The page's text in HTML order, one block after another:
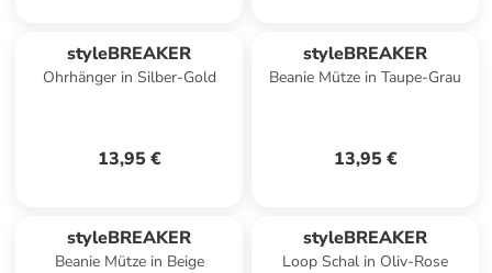
styleBREAKER
Ohrhänger in Silber-Gold
13,95 €
styleBREAKER
Beanie Mütze in Taupe-Grau
13,95 €
styleBREAKER
Beanie Mütze in Beige
styleBREAKER
Loop Schal in Oliv-Rose